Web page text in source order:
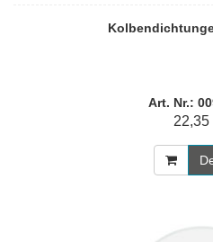
Art. Nr.:
22,35